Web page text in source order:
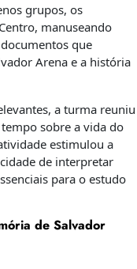
grupos, os
manuseando
que
Arena e a história
a turma reuniu
sobre a vida do
estimulou a
de interpretar
para o estudo
de Salvador